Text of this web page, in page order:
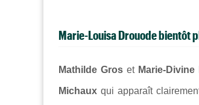
Marie-Louisa Drouode bientôt
Mathilde Gros et Marie-
Michaux qui apparaît